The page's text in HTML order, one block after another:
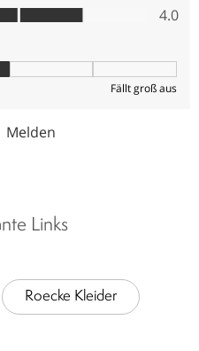
Links
Roecke Kleider